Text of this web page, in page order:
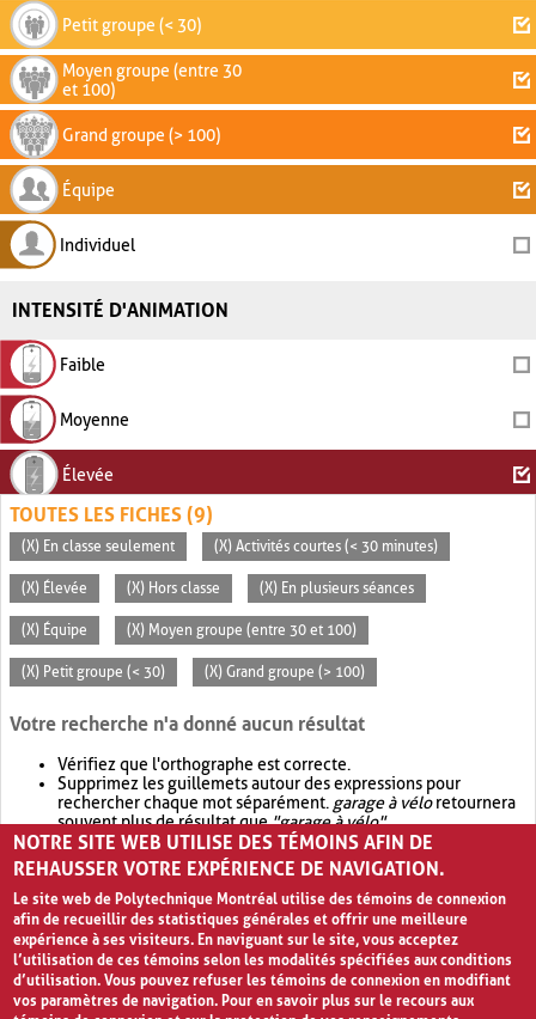
Petit groupe (< 30)
Moyen groupe (entre 30
et 100)
Grand groupe (> 100)
Équipe
Individuel
INTENSITÉ D'ANIMATION
Faible
Moyenne
Élevée
TOUTES LES FICHES (9)
(X) En classe seulement (X) Activités courtes (< 30 minutes)
(X) Élevée (X) Hors classe (X) En plusieurs séances
(X) Équipe (X) Moyen groupe (entre 30 et 100)
(X) Petit groupe (< 30) (X) Grand groupe (> 100)
Votre recherche n'a donné aucun résultat
Vérifiez que l'orthographe est correcte.
Supprimez les guillemets autour des expressions pour
rechercher chaque mot séparément. garage à véloretournera
souvent plus de résultat que"garage à vélo".
Envisagez d'élargir votre recherche avec OR.garage OR vélo
retournera souvent plus de résultat quegarage à vélo
NOTRE SITE WEB UTILISE DES TÉMOINS AFIN DE
REHAUSSER VOTRE EXPÉRIENCE DE NAVIGATION.
Le site web de Polytechnique Montréal utilise des témoins de connexion
afin de recueillir des statistiques générales et offrir une meilleure
expérience à ses visiteurs. En naviguant sur le site, vous acceptez
l’utilisation de ces témoins selon les modalités spécifiées aux conditions
d’utilisation. Vous pouvez refuser les témoins de connexion en modifiant
vos paramètres de navigation. Pour en savoir plus sur le recours aux